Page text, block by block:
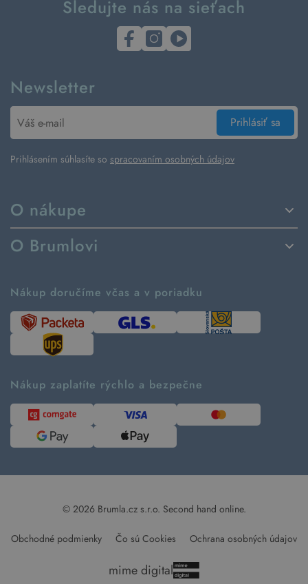
O nákupe
Spôsoby dodania a platby
Vrátenie tovaru a reklamácia
Návod ako nakupovať
Tabuľka veľkostí
Predávané značky
Kontakt
O Brumlovi
Ako tvoríme second hand
Časté otázky
Kde pomáhame
Udržateľnosť
Blog
Pre médiá
Sledujte nás na sieťach
Newsletter
Prihlásiť sa
Prihlásením súhlasíte so spracovaním osobných údajov
Nákup doručíme včas a v poriadku
Nákup zaplatíte rýchlo a bezpečne
© 2026 Brumla.cz s.r.o. Second hand online.
Obchodné podmienky Čo sú Cookies Ochrana osobných údajov
mime digital